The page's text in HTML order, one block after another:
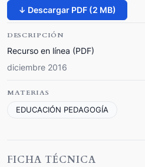
↓ Descargar PDF (2 MB)
DESCRIPCIÓN
Recurso en línea (PDF)
diciembre 2016
MATERIAS
EDUCACIÓN PEDAGOGÍA
FICHA TÉCNICA